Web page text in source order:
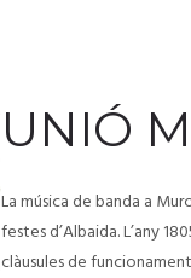
UNIÓ
La música de banda a
festes d’Albaida. L’any
clàusules de